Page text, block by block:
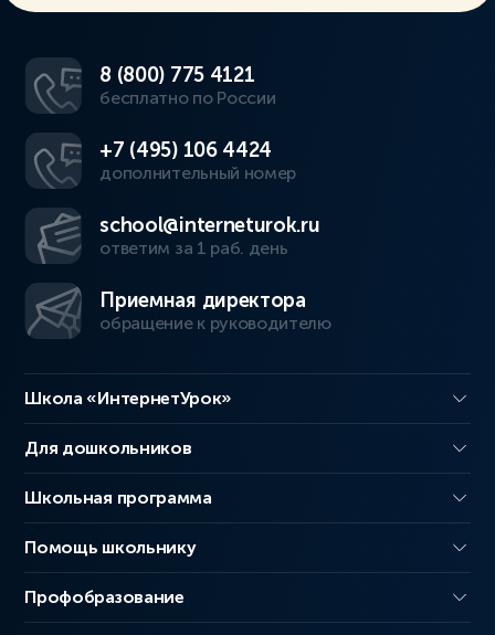
8 (800) 775 4121
бесплатно по России
+7 (495) 106 4424
дополнительный номер
school@interneturok.ru
ответим за 1 раб. день
Приемная директора
обращение к руководителю
Школа «ИнтернетУрок»
Для дошкольников
Школьная программа
Помощь школьнику
Профобразование